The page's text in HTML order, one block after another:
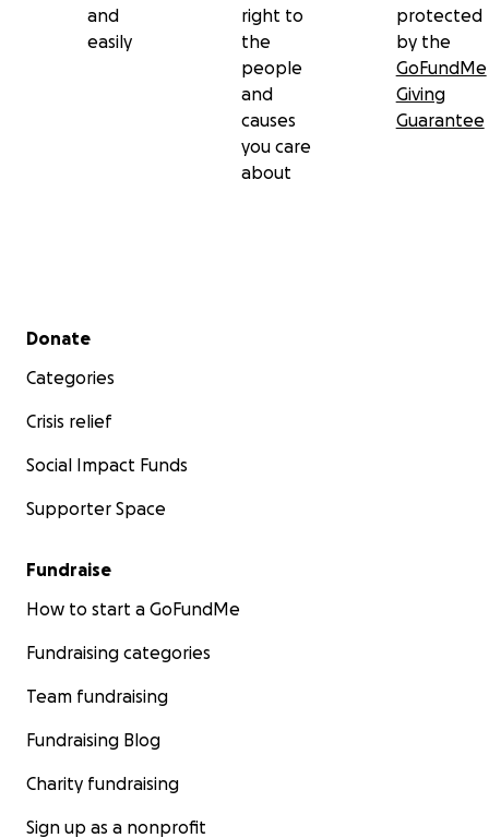
and
easily
right to
the
people
and
causes
you care
about
protected
by the
GoFundMe
Giving
Guarantee
Secondary menu
Donate
Categories
Crisis relief
Social Impact Funds
Supporter Space
Fundraise
How to start a GoFundMe
Fundraising categories
Team fundraising
Fundraising Blog
Charity fundraising
Sign up as a nonprofit